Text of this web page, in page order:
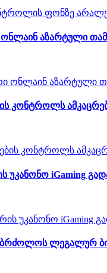
აზარტული
კონტროლს
iGaming
ლეგალურ